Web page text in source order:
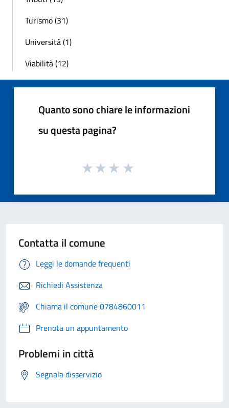
Turismo (31)
Università (1)
Viabilità (12)
Quanto sono chiare le informazioni
su questa pagina?
Contatta il comune
Leggi le domande frequenti
Richiedi Assistenza
Chiama il comune 0784860011
Prenota un appuntamento
Problemi in città
Segnala disservizio